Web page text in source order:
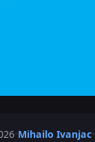
Mihailo Ivanjac